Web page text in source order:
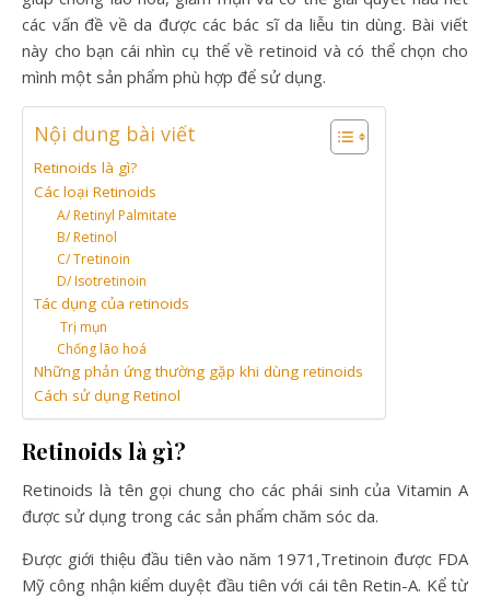
các vấn đề về da được các bác sĩ da liễu tin dùng. Bài viết
này cho bạn cái nhìn cụ thể về retinoid và có thể chọn cho
mình một sản phẩm phù hợp để sử dụng.
Nội dung bài viết
Retinoids là gì?
Các loại Retinoids
A/ Retinyl Palmitate
B/ Retinol
C/ Tretinoin
D/ Isotretinoin
Tác dụng của retinoids
Trị mụn
Chống lão hoá
Những phản ứng thường gặp khi dùng retinoids
Cách sử dụng Retinol
Retinoids là gì?
Retinoids là tên gọi chung cho các phái sinh của Vitamin A
được sử dụng trong các sản phẩm chăm sóc da.
Được giới thiệu đầu tiên vào năm 1971,Tretinoin được FDA
Mỹ công nhận kiểm duyệt đầu tiên với cái tên Retin-A. Kể từ